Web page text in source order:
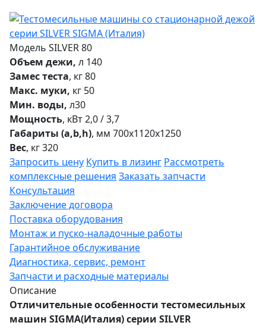
Модель SILVER 80
Объем дежи, л 140
Замес теста, кг 80
Макс. муки, кг 50
Мин. воды, л30
Мощность, кВт 2,0 / 3,7
Габариты (a,b,h), мм 700х1120х1250
Вес, кг 320
Запросить цену Купить в лизинг Рассмотреть
комплексные решения Заказать запчасти
Консультация
Заключение договора
Поставка оборудования
Монтаж и пуско-наладочные работы
Гарантийное обслуживание
Диагностика, сервис, ремонт
Запчасти и расходные материалы
Описание
Отличительные особенности тестомесильных
машин SIGMA(Италия) серии SILVER